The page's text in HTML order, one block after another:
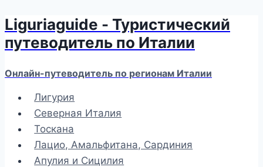
Перейти
к
содержимому
Liguriaguide - Туристический
путеводитель по Италии
Онлайн-путеводитель по регионам Италии
Лигурия
Северная Италия
Тоскана
Лацио, Амальфитана, Сардиния
Апулия и Сицилия